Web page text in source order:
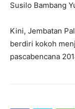
Susilo Bambang
Kini, Jembatan
berdiri kokoh
pascabencana